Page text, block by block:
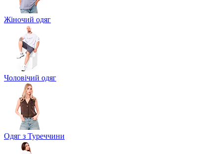
Жіночий одяг
Чоловічий одяг
Одяг з Туреччини